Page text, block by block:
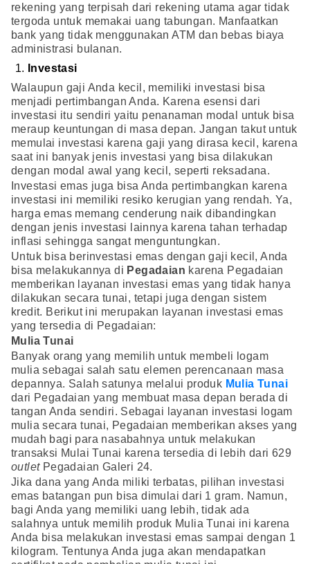
rekening yang terpisah dari rekening utama agar tidak
tergoda untuk memakai uang tabungan. Manfaatkan
bank yang tidak menggunakan ATM dan bebas biaya
administrasi bulanan.
Investasi
Walaupun gaji Anda kecil, memiliki investasi bisa
menjadi pertimbangan Anda. Karena esensi dari
investasi itu sendiri yaitu penanaman modal untuk bisa
meraup keuntungan di masa depan. Jangan takut untuk
memulai investasi karena gaji yang dirasa kecil, karena
saat ini banyak jenis investasi yang bisa dilakukan
dengan modal awal yang kecil, seperti reksadana.
Investasi emas juga bisa Anda pertimbangkan karena
investasi ini memiliki resiko kerugian yang rendah. Ya,
harga emas memang cenderung naik dibandingkan
dengan jenis investasi lainnya karena tahan terhadap
inflasi sehingga sangat menguntungkan.
Untuk bisa berinvestasi emas dengan gaji kecil, Anda
bisa melakukannya di Pegadaian karena Pegadaian
memberikan layanan investasi emas yang tidak hanya
dilakukan secara tunai, tetapi juga dengan sistem
kredit. Berikut ini merupakan layanan investasi emas
yang tersedia di Pegadaian:
Mulia Tunai
Banyak orang yang memilih untuk membeli logam
mulia sebagai salah satu elemen perencanaan masa
depannya. Salah satunya melalui produk Mulia Tunai
dari Pegadaian yang membuat masa depan berada di
tangan Anda sendiri. Sebagai layanan investasi logam
mulia secara tunai, Pegadaian memberikan akses yang
mudah bagi para nasabahnya untuk melakukan
transaksi Mulai Tunai karena tersedia di lebih dari 629
outletPegadaian Galeri 24.
Jika dana yang Anda miliki terbatas, pilihan investasi
emas batangan pun bisa dimulai dari 1 gram. Namun,
bagi Anda yang memiliki uang lebih, tidak ada
salahnya untuk memilih produk Mulia Tunai ini karena
Anda bisa melakukan investasi emas sampai dengan 1
kilogram. Tentunya Anda juga akan mendapatkan